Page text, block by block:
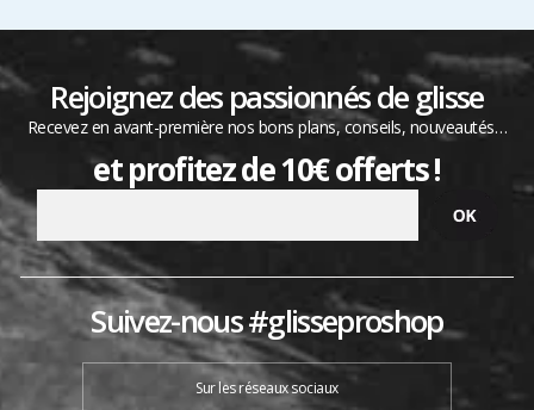
Rejoignez des passionnés de glisse
Recevez en avant-première nos bons plans, conseils, nouveautés…
et profitez de 10€ offerts !
Suivez-nous #glisseproshop
Sur les réseaux sociaux